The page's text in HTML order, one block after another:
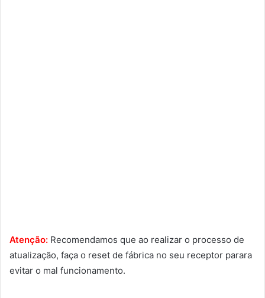
Atenção: Recomendamos que ao realizar o processo de
atualização, faça o reset de fábrica no seu receptor parara
evitar o mal funcionamento.